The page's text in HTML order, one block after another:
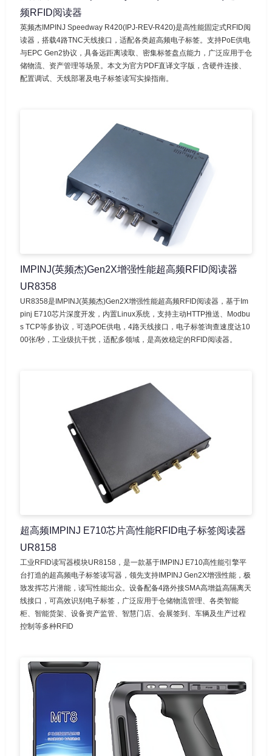
频RFID阅读器
英频杰IMPINJ Speedway R420(IPJ-REV-R420)是高性能固定式RFID阅
读器，搭载4路TNC天线接口，适配各类超高频电子标签。支持PoE供电
与EPC Gen2协议，具备远距离读取、密集标签盘点能力，广泛应用于仓
储物流、资产管理等场景。本文为官方PDF直译文字版，含硬件连接、
配置调试、天线部署及电子标签读写实操指南。
IMPINJ(英频杰)Gen2X增强性能超高频RFID阅读器
UR8358
UR8358是IMPINJ(英频杰)Gen2X增强性能超高频RFID阅读器，基于Im
pinj E710芯片深度开发，内置Linux系统，支持主动HTTP推送、Modbu
s TCP等多协议，可选POE供电，4路天线接口，电子标签询查速度达10
00张/秒，工业级抗干扰，适配多领域，是高效稳定的RFID阅读器。
超高频IMPINJ E710芯片高性能RFID电子标签阅读器
UR8158
工业RFID读写器模块UR8158，是一款基于IMPINJ E710高性能引擎平
台打造的超高频电子标签读写器，领先支持IMPINJ Gen2X增强性能，极
致发挥芯片潜能，读写性能出众。设备配备4路外接SMA高增益高隔离天
线接口，可高效识别电子标签，广泛应用于仓储物流管理、各类智能
柜、智能货架、设备资产监管、智慧门店、会展签到、车辆及生产过程
控制等多种RFID